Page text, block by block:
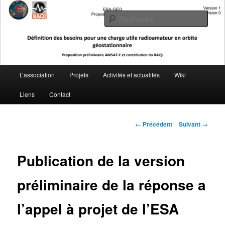
Aller
AMSAT Francophone
L'activité radioamateur par satellite
principal
L’association Projets Activités et actualités Wiki
Liens Contact
Navigation
← Précédent Suivant →
Publication de la version
préliminaire de la réponse a
l’appel à projet de l’ESA